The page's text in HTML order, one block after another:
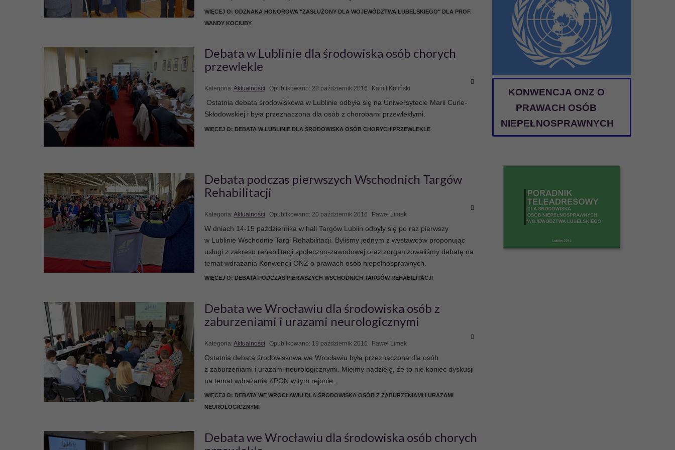
WIĘCEJ O: ODZNAKA HONOROWA "ZASŁUŻONY DLA WOJEWÓDZTWA LUBELSKIEGO" DLA PROF.
WANDY KOCIUBY
Debata w Lublinie dla środowiska osób chorych
przewlekle
Kategoria: Aktualności Opublikowano: 28 październik 2016 Kamil Kuliński
Ostatnia debata środowiskowa w Lublinie odbyła się na Uniwersytecie Marii Curie-
Skłodowskiej i była przeznaczona dla osób z chorobami przewlekłymi.
WIĘCEJ O: DEBATA W LUBLINIE DLA ŚRODOWISKA OSÓB CHORYCH PRZEWLEKLE
Debata podczas pierwszych Wschodnich Targów
Rehabilitacji
Kategoria: Aktualności Opublikowano: 20 październik 2016 Paweł Limek
W dniach 14-15 października w hali Targów Lublin odbyły się po raz pierwszy
w Lublinie Wschodnie Targi Rehabilitacji. Byliśmy jednym z wystawców proponując
usługi z zakresu rehabilitacji społeczno-zawodowej oraz zorganizowaliśmy debatę na
temat wdrażania Konwencji ONZ o prawach osób niepełnosprawnych.
WIĘCEJ O: DEBATA PODCZAS PIERWSZYCH WSCHODNICH TARGÓW REHABILITACJI
Debata we Wrocławiu dla środowiska osób z
zaburzeniami i urazami neurologicznymi
Kategoria: Aktualności Opublikowano: 19 październik 2016 Paweł Limek
Ostatnia debata środowiskowa we Wrocławiu była przeznaczona dla osób
z zaburzeniami i urazami neurologicznymi. Miejmy nadzieję, że to nie koniec dyskusji
na temat wdrażania KPON w tym rejonie.
WIĘCEJ O: DEBATA WE WROCŁAWIU DLA ŚRODOWISKA OSÓB Z ZABURZENIAMI I URAZAMI
NEUROLOGICZNYMI
Debata we Wrocławiu dla środowiska osób chorych
KONWENCJA ONZ O
PRAWACH OSÓB
NIEPEŁNOSPRAWNYCH